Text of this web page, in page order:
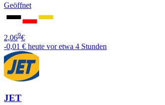
Geöffnet
2,069€
-0,01 € heute vor etwa 4 Stunden
JET